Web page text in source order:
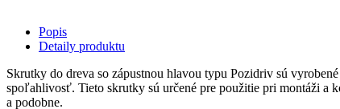
Popis
Detaily produktu
Skrutky do dreva so zápustnou hlavou typu Pozidriv sú
spoľahlivosť. Tieto skrutky sú určené pre použitie pri montáži a
a podobne.